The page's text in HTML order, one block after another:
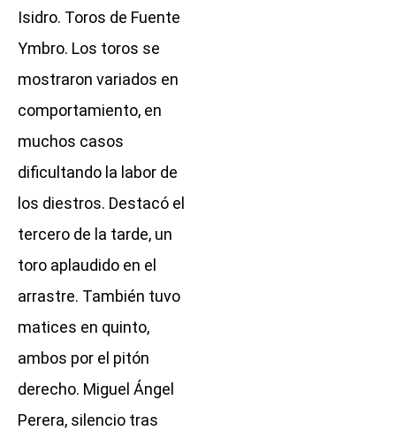
Isidro. Toros de Fuente
Ymbro. Los toros se
mostraron variados en
comportamiento, en
muchos casos
dificultando la labor de
los diestros. Destacó el
tercero de la tarde, un
toro aplaudido en el
arrastre. También tuvo
matices en quinto,
ambos por el pitón
derecho. Miguel Ángel
Perera, silencio tras